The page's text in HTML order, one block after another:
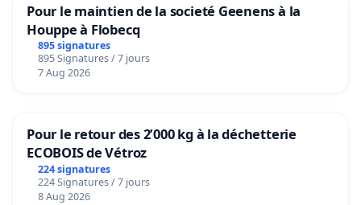
Pour le maintien de la societé Geenens à la
Houppe à Flobecq
895 signatures
895 Signatures / 7 jours
7 Aug 2026
Pour le retour des 2’000 kg à la déchetterie
ECOBOIS de Vétroz
224 signatures
224 Signatures / 7 jours
8 Aug 2026